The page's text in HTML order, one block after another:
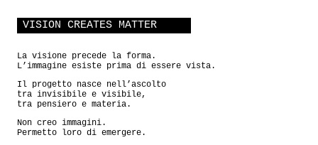
VISION CREATES MATTER
La visione precede la forma.
L’immagine esiste prima di essere vista.
Il progetto nasce nell’ascolto
tra invisibile e visibile,
tra pensiero e materia.
Non creo immagini.
Permetto loro di emergere.